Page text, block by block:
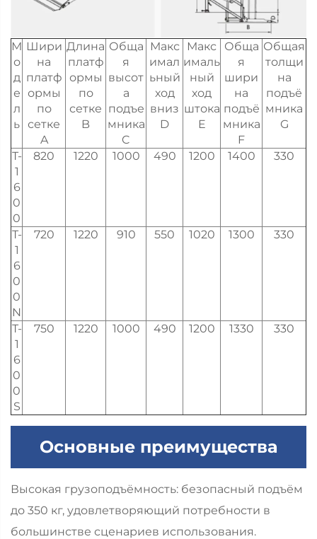
М
о
д
е
л
ь
Шири
на
платф
ормы
по
сетке
A
Длина
платф
ормы
по
сетке
B
Обща
я
высот
а
подъе
мника
C
Макс
имал
ьный
ход
вниз
D
Макс
ималь
ный
ход
штока
E
Обща
я
шири
на
подъё
мника
F
Общая
толщи
на
подъё
мника
G
T-
1
6
0
0
820 1220 1000 490 1200 1400 330
T-
1
6
0
0
N
720 1220 910 550 1020 1300 330
T-
1
6
0
0
S
750 1220 1000 490 1200 1330 330
Основные преимущества
Высокая грузоподъёмность: безопасный подъём
до 350 кг, удовлетворяющий потребности в
большинстве сценариев использования.